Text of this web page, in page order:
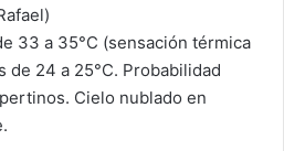
33 a 35°C (sensación térmica
de 24 a 25°C. Probabilidad
Cielo nublado en